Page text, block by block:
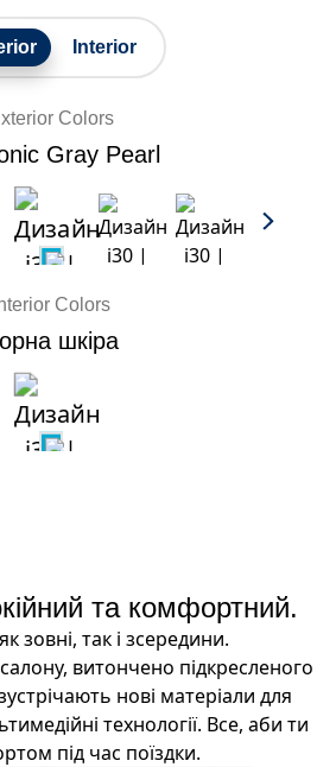
Interior
Colors
Gray Pearl
Colors
шкіра
та комфортний.
зовні, так і зсередини.
витончено підкресленого
нові матеріали для
технології. Все, аби ти
під час поїздки.